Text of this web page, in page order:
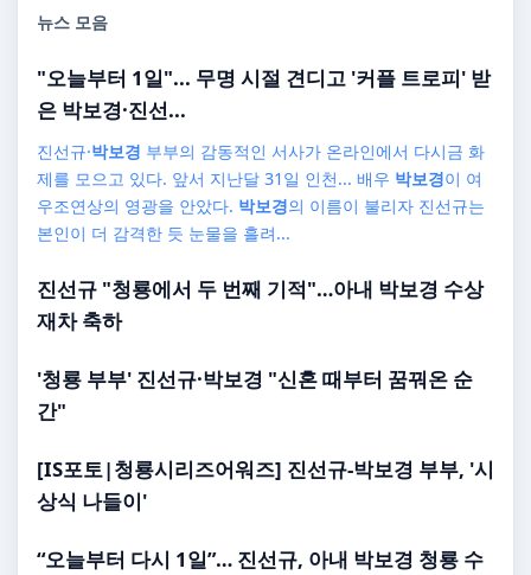
뉴스 모음
"오늘부터 1일"... 무명 시절 견디고 '커플 트로피' 받
은 박보경·진선...
진선규·박보경 부부의 감동적인 서사가 온라인에서 다시금 화
제를 모으고 있다. 앞서 지난달 31일 인천... 배우 박보경이 여
우조연상의 영광을 안았다. 박보경의 이름이 불리자 진선규는
본인이 더 감격한 듯 눈물을 흘려...
진선규 "청룡에서 두 번째 기적"…아내 박보경 수상
재차 축하
'청룡 부부' 진선규·박보경 "신혼 때부터 꿈꿔온 순
간"
[IS포토|청룡시리즈어워즈] 진선규-박보경 부부, '시
상식 나들이'
“오늘부터 다시 1일”… 진선규, 아내 박보경 청룡 수